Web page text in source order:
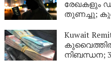
രേഖകളും
തുണച്ചു;
Kuwait
നിബന്ധന;